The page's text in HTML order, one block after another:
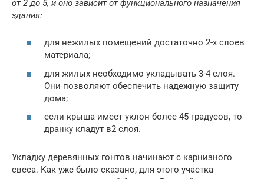
от 2 до 5, и оно зависит от функционального назначения
здания:
для нежилых помещений достаточно 2-х слоев
материала;
для жилых необходимо укладывать 3-4 слоя.
Они позволяют обеспечить надежную защиту
дома;
если крыша имеет уклон более 45 градусов, то
дранку кладут в2 слоя.
Укладку деревянных гонтов начинают с карнизного
свеса. Как уже было сказано, для этого участка